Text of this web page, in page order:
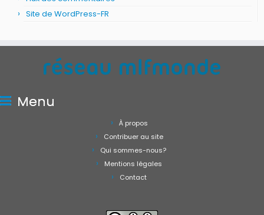
Site de WordPress-FR
Menu
À propos
Contribuer au site
Qui sommes-nous?
Mentions légales
Contact